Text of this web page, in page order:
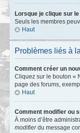
Lorsque je clique sur
Seuls les membres
Haut
Problèmes liés à
Comment créer un
Cliquez sur le bouton «
page des forums,
Haut
Comment modifier ou
À moins d’être
modifierdu message